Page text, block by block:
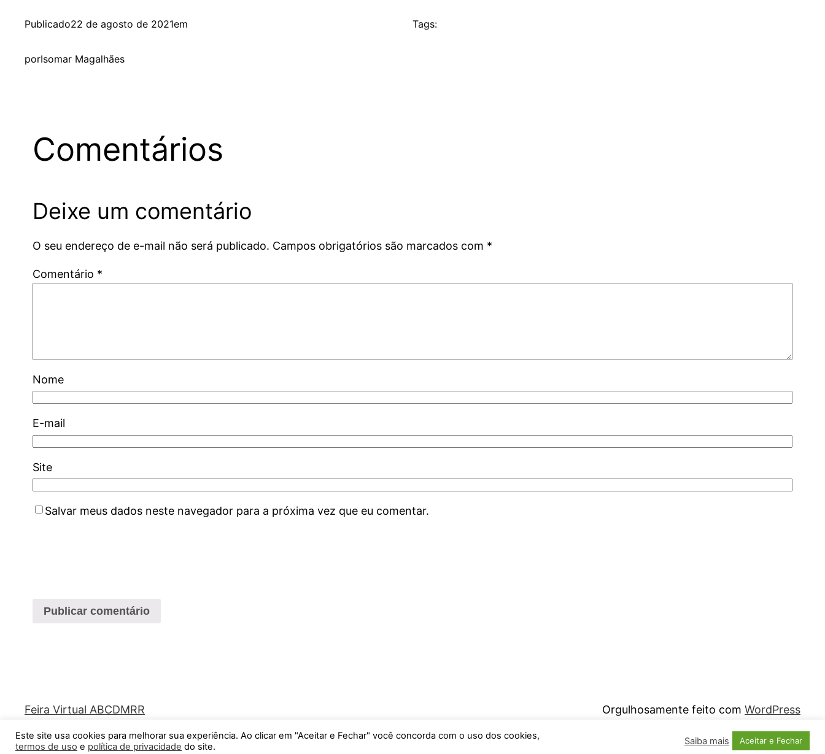
Publicado22 de agosto de 2021em
porIsomar Magalhães
Tags:
Comentários
Deixe um comentário
O seu endereço de e-mail não será publicado. Campos obrigatórios são marcados com *
Comentário *
Nome
E-mail
Site
Salvar meus dados neste navegador para a próxima vez que eu comentar.
Feira Virtual ABCDMRR Orgulhosamente feito com WordPress
Este site usa cookies para melhorar sua experiência. Ao clicar em "Aceitar e Fechar" você concorda com o uso dos cookies,
termos de uso e política de privacidade do site. Saiba mais Aceitar e Fechar